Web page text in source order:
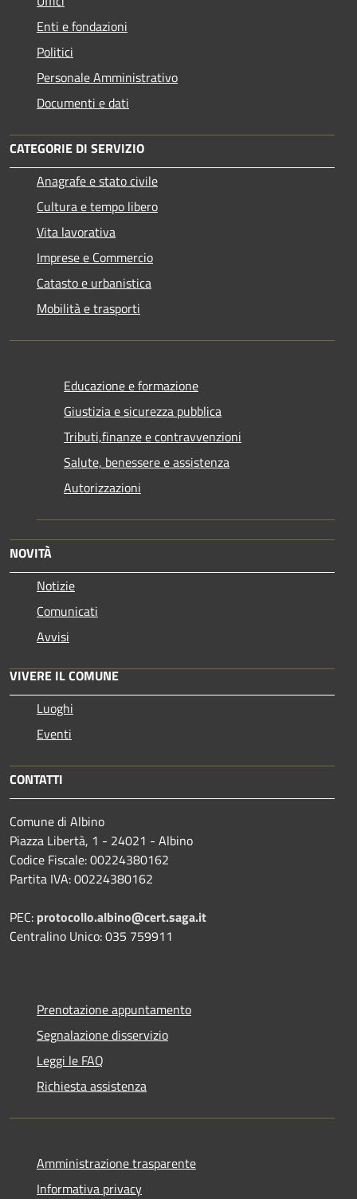
Enti e fondazioni
Politici
Personale Amministrativo
Documenti e dati
CATEGORIE DI SERVIZIO
Anagrafe e stato civile
Cultura e tempo libero
Vita lavorativa
Imprese e Commercio
Catasto e urbanistica
Mobilità e trasporti
Educazione e formazione
Giustizia e sicurezza pubblica
Tributi,finanze e contravvenzioni
Salute, benessere e assistenza
Autorizzazioni
NOVITÀ
Notizie
Comunicati
Avvisi
VIVERE IL COMUNE
Luoghi
Eventi
CONTATTI
Comune di Albino
Piazza Libertà, 1 - 24021 - Albino
Codice Fiscale: 00224380162
Partita IVA: 00224380162
PEC: protocollo.albino@cert.saga.it
Centralino Unico: 035 759911
Prenotazione appuntamento
Segnalazione disservizio
Leggi le FAQ
Richiesta assistenza
Amministrazione trasparente
Informativa privacy